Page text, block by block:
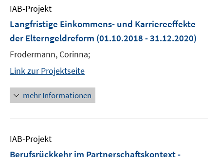
IAB-Projekt
Langfristige Einkommens- und Karriereeffekte
der Elterngeldreform (01.10.2018 - 31.12.2020)
Frodermann, Corinna;
Link zur Projektseite
mehr Informationen
IAB-Projekt
Berufsrückkehr im Partnerschaftskontext -